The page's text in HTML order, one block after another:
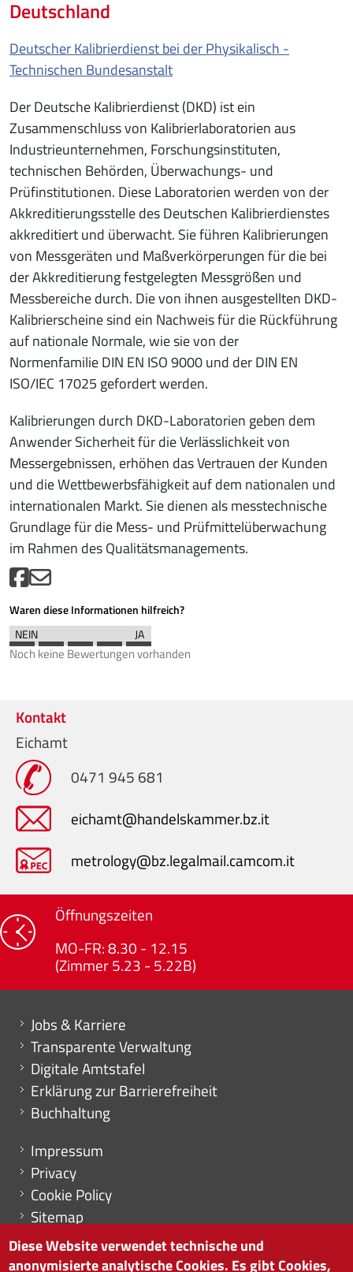
Deutschland
Deutscher Kalibrierdienst bei der Physikalisch -
Technischen Bundesanstalt
Der Deutsche Kalibrierdienst (DKD) ist ein
Zusammenschluss von Kalibrierlaboratorien aus
Industrieunternehmen, Forschungsinstituten,
technischen Behörden, Überwachungs- und
Prüfinstitutionen. Diese Laboratorien werden von der
Akkreditierungsstelle des Deutschen Kalibrierdienstes
akkreditiert und überwacht. Sie führen Kalibrierungen
von Messgeräten und Maßverkörperungen für die bei
der Akkreditierung festgelegten Messgrößen und
Messbereiche durch. Die von ihnen ausgestellten DKD-
Kalibrierscheine sind ein Nachweis für die Rückführung
auf nationale Normale, wie sie von der
Normenfamilie DIN EN ISO 9000 und der DIN EN
ISO/IEC 17025 gefordert werden.
Kalibrierungen durch DKD-Laboratorien geben dem
Anwender Sicherheit für die Verlässlichkeit von
Messergebnissen, erhöhen das Vertrauen der Kunden
und die Wettbewerbsfähigkeit auf dem nationalen und
internationalen Markt. Sie dienen als messtechnische
Grundlage für die Mess- und Prüfmittelüberwachung
im Rahmen des Qualitätsmanagements.
Waren diese Informationen hilfreich?
Noch keine Bewertungen vorhanden
Kontakt
Eichamt
0471 945 681
eichamt@handelskammer.bz.it
metrology@bz.legalmail.camcom.it
Öffnungszeiten
MO-FR: 8.30 - 12.15
(Zimmer 5.23 - 5.22B)
Mini menu di servizio
Jobs & Karriere
Transparente Verwaltung
Digitale Amtstafel
Erklärung zur Barrierefreiheit
Buchhaltung
Menu footer
Impressum
Privacy
Cookie Policy
Sitemap
Cookie-Einstellungen
Diese Website verwendet technische und
anonymisierte analytische Cookies. Es gibt Cookies,